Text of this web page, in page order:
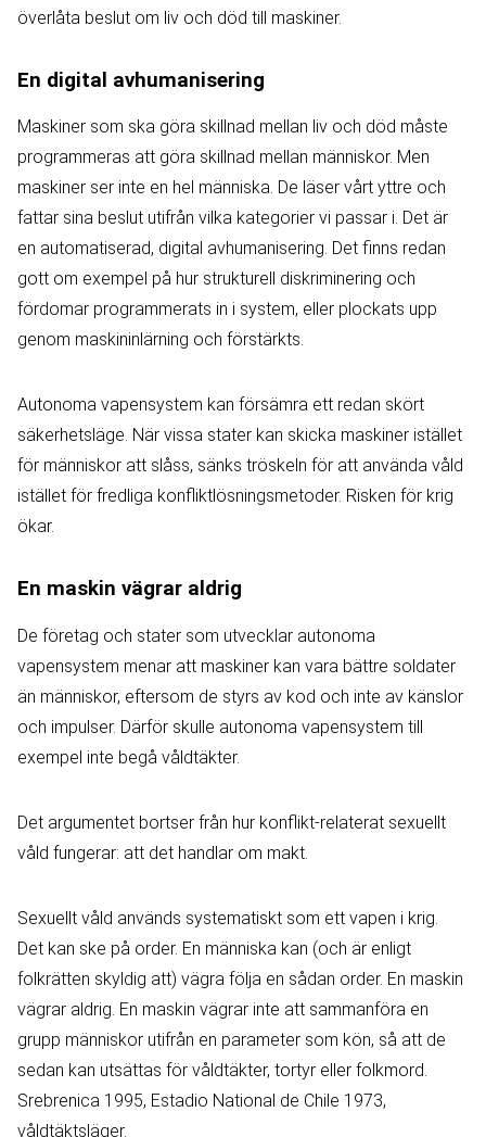
överlåta beslut om liv och död till maskiner.
En digital avhumanisering
Maskiner som ska göra skillnad mellan liv och död måste
programmeras att göra skillnad mellan människor. Men
maskiner ser inte en hel människa. De läser vårt yttre och
fattar sina beslut utifrån vilka kategorier vi passar i. Det är
en automatiserad, digital avhumanisering. Det finns redan
gott om exempel på hur strukturell diskriminering och
fördomar programmerats in i system, eller plockats upp
genom maskininlärning och förstärkts.
Autonoma vapensystem kan försämra ett redan skört
säkerhetsläge. När vissa stater kan skicka maskiner istället
för människor att slåss, sänks tröskeln för att använda våld
istället för fredliga konfliktlösningsmetoder. Risken för krig
ökar.
En maskin vägrar aldrig
De företag och stater som utvecklar autonoma
vapensystem menar att maskiner kan vara bättre soldater
än människor, eftersom de styrs av kod och inte av känslor
och impulser. Därför skulle autonoma vapensystem till
exempel inte begå våldtäkter.
Det argumentet bortser från hur konflikt-relaterat sexuellt
våld fungerar: att det handlar om makt.
Sexuellt våld används systematiskt som ett vapen i krig.
Det kan ske på order. En människa kan (och är enligt
folkrätten skyldig att) vägra följa en sådan order. En maskin
vägrar aldrig. En maskin vägrar inte att sammanföra en
grupp människor utifrån en parameter som kön, så att de
sedan kan utsättas för våldtäkter, tortyr eller folkmord.
Srebrenica 1995, Estadio National de Chile 1973,
våldtäktsläger.